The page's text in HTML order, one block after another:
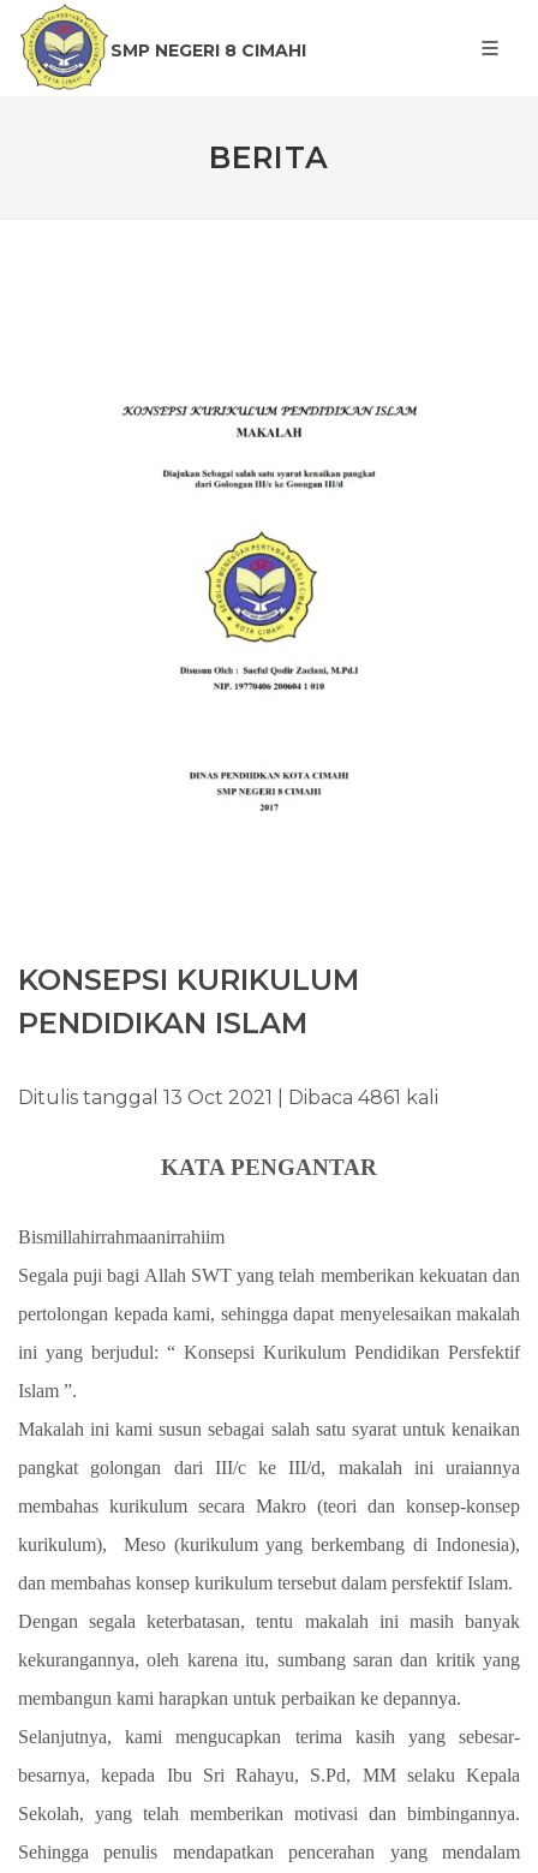
SMP NEGERI 8 CIMAHI
BERITA
KONSEPSI KURIKULUM
PENDIDIKAN ISLAM
Ditulis tanggal 13 Oct 2021 | Dibaca 4861 kali
KATA PENGANTAR
Bismillahirrahmaanirrahiim
Segala puji bagi Allah SWT yang telah memberikan kekuatan dan
pertolongan kepada kami, sehingga dapat menyelesaikan makalah
ini yang berjudul: “ Konsepsi Kurikulum Pendidikan Persfektif
Islam ”.
Makalah ini kami susun sebagai salah satu syarat untuk kenaikan
pangkat golongan dari III/c ke III/d, makalah ini uraiannya
membahas kurikulum secara Makro (teori dan konsep-konsep
kurikulum), Meso (kurikulum yang berkembang di Indonesia),
dan membahas konsep kurikulum tersebut dalam persfektif Islam.
Dengan segala keterbatasan, tentu makalah ini masih banyak
kekurangannya, oleh karena itu, sumbang saran dan kritik yang
membangun kami harapkan untuk perbaikan ke depannya.
Selanjutnya, kami mengucapkan terima kasih yang sebesar-
besarnya, kepada Ibu Sri Rahayu, S.Pd, MM selaku Kepala
Sekolah, yang telah memberikan motivasi dan bimbingannya.
Sehingga penulis mendapatkan pencerahan yang mendalam